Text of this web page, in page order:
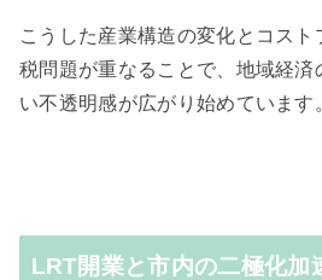
こうした産業構造の変化とコスト
税問題が重なることで、地域経済
い不透明感が広がり始めています
LRT開業と市内の二極化加